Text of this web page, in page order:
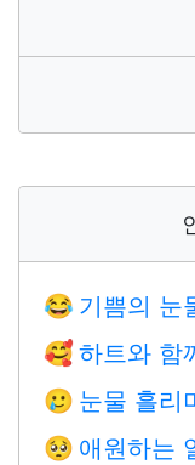
😂 기쁨의 눈
🥰 하트와 함
🥲 눈물 흘리
🥺 애원하는